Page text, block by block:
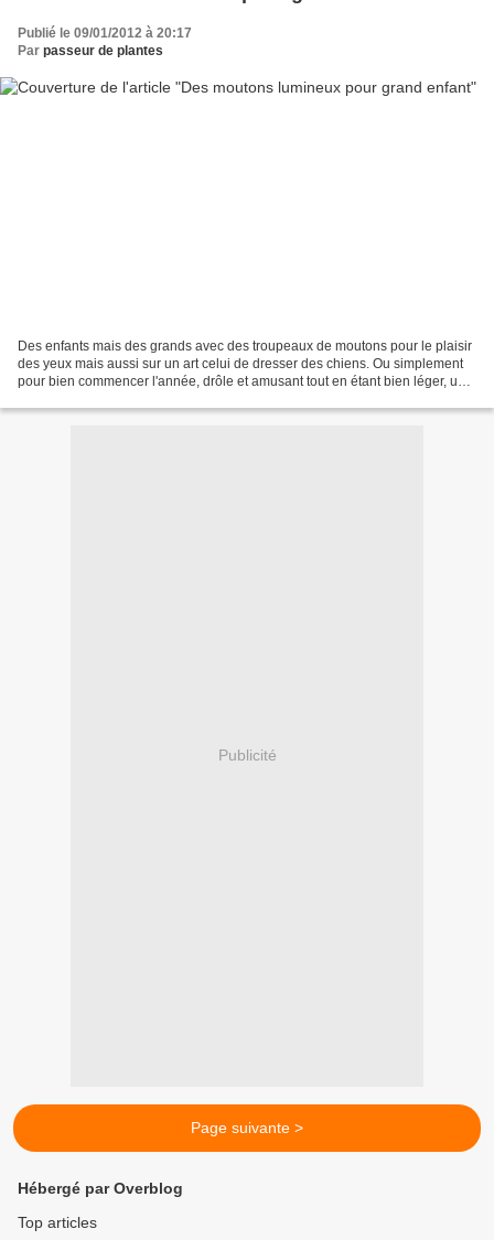
Publié le 09/01/2012 à 20:17
Par passeur de plantes
Des enfants mais des grands avec des troupeaux de moutons pour le plaisir
des yeux mais aussi sur un art celui de dresser des chiens. Ou simplement
pour bien commencer l'année, drôle et amusant tout en étant bien léger, un
Publicité
Page suivante >
Hébergé par Overblog
Top articles